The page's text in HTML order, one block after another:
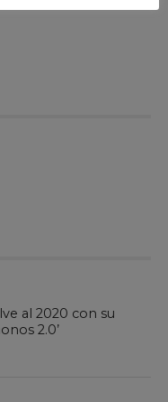
al 2020 con su
2.0’